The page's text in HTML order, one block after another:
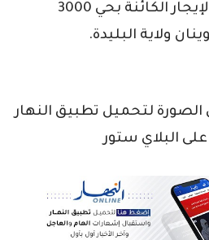
برنامج سكنات البيع بالإيجار الكائنة بحي 3000
لتحميل تطبيق النهار
على البلاي ستور